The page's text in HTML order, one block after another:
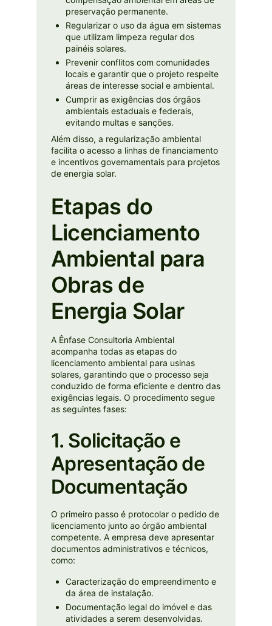
preservação permanente.
Regularizar o uso da água em sistemas
que utilizam limpeza regular dos
painéis solares.
Prevenir conflitos com comunidades
locais e garantir que o projeto respeite
áreas de interesse social e ambiental.
Cumprir as exigências dos órgãos
ambientais estaduais e federais,
evitando multas e sanções.
Além disso, a regularização ambiental
facilita o acesso a linhas de financiamento
e incentivos governamentais para projetos
de energia solar.
Etapas do
Licenciamento
Ambiental para
Obras de
Energia Solar
A Ênfase Consultoria Ambiental
acompanha todas as etapas do
licenciamento ambiental para usinas
solares, garantindo que o processo seja
conduzido de forma eficiente e dentro das
exigências legais. O procedimento segue
as seguintes fases:
1. Solicitação e
Apresentação de
Documentação
O primeiro passo é protocolar o pedido de
licenciamento junto ao órgão ambiental
competente. A empresa deve apresentar
documentos administrativos e técnicos,
como:
Caracterização do empreendimento e
da área de instalação.
Documentação legal do imóvel e das
atividades a serem desenvolvidas.